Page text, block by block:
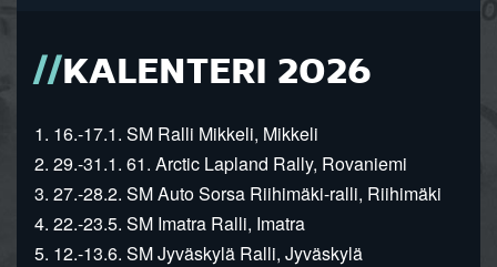
KALENTERI 2026
1. 16.-17.1. SM Ralli Mikkeli, Mikkeli
2. 29.-31.1. 61. Arctic Lapland Rally, Rovaniemi
3. 27.-28.2. SM Auto Sorsa Riihimäki-ralli, Riihimäki
4. 22.-23.5. SM Imatra Ralli, Imatra
5. 12.-13.6. SM Jyväskylä Ralli, Jyväskylä